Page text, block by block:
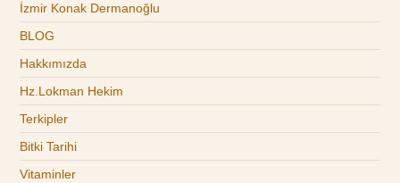
İzmir Konak Dermanoğlu
BLOG
Hakkımızda
Hz.Lokman Hekim
Terkipler
Bitki Tarihi
Vitaminler